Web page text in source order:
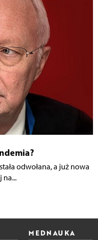
odwołana, a już nowa
na...
MEDNAUKA